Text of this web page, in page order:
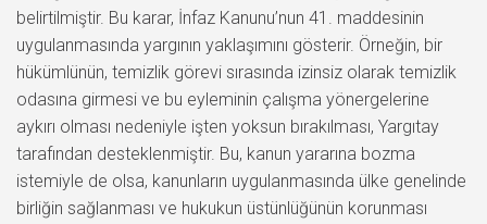
belirtilmiştir. Bu karar, İnfaz Kanunu’nun 41. maddesinin
uygulanmasında yargının yaklaşımını gösterir. Örneğin, bir
hükümlünün, temizlik görevi sırasında izinsiz olarak temizlik
odasına girmesi ve bu eyleminin çalışma yönergelerine
aykırı olması nedeniyle işten yoksun bırakılması, Yargıtay
tarafından desteklenmiştir. Bu, kanun yararına bozma
istemiyle de olsa, kanunların uygulanmasında ülke genelinde
birliğin sağlanması ve hukukun üstünlüğünün korunması